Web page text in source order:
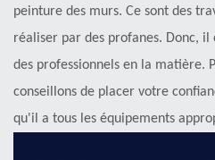
peinture des murs. Ce sont des
réaliser par des profanes. Donc,
des professionnels en la matière.
conseillons de placer votre
qu'il a tous les équipements